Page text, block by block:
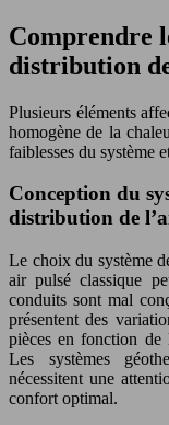
Comprendre
distribution
Plusieurs éléments
homogène de la
faiblesses du système
Conception du
distribution de
Le choix du système
air pulsé classique
conduits sont mal
présentent des
pièces en fonction de
Les systèmes
nécessitent une
confort optimal.